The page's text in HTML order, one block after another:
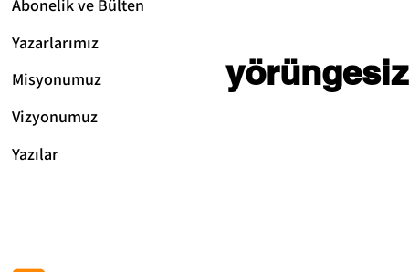
Abonelik ve Bülten
Yazarlarımız
Misyonumuz
Vizyonumuz
Yazılar